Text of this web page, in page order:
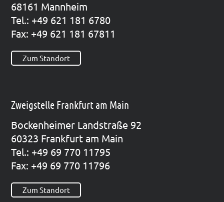
68161 Mann­heim
Tel.: +49 621 181 6780
Fax: +49 621 181 67811
Zum Standort
Zweigstelle Frankfurt am Main
Bocken­hei­mer Land­stra­ße 92
60323 Frank­furt am Main
Tel.: +49 69 770 11795
Fax: +49 69 770 11796
Zum Standort